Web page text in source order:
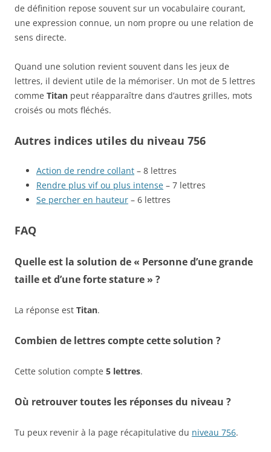
de définition repose souvent sur un vocabulaire courant,
une expression connue, un nom propre ou une relation de
sens directe.
Quand une solution revient souvent dans les jeux de
lettres, il devient utile de la mémoriser. Un mot de 5 lettres
comme Titan peut réapparaître dans d’autres grilles, mots
croisés ou mots fléchés.
Autres indices utiles du niveau 756
Action de rendre collant – 8 lettres
Rendre plus vif ou plus intense – 7 lettres
Se percher en hauteur – 6 lettres
FAQ
Quelle est la solution de « Personne d’une grande
taille et d’une forte stature » ?
La réponse est Titan.
Combien de lettres compte cette solution ?
Cette solution compte 5 lettres.
Où retrouver toutes les réponses du niveau ?
Tu peux revenir à la page récapitulative du niveau 756.